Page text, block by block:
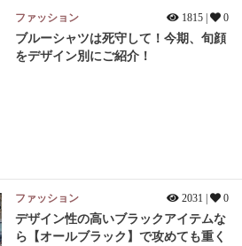
ファッション 1815 | 0
ブルーシャツは死守して！今期、旬顔
をデザイン別にご紹介！
ファッション 2031 | 0
デザイン性の高いブラックアイテムな
ら【オールブラック】で攻めても重く